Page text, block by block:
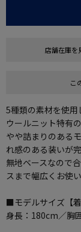
店舗在庫を
こ
5種類の素材を使用
ウールニット特有
やや詰まりのある
れ感のある装いが完
無地ベースなので
スまで幅広くお使
■モデルサイズ【着
身長：180cm／胸